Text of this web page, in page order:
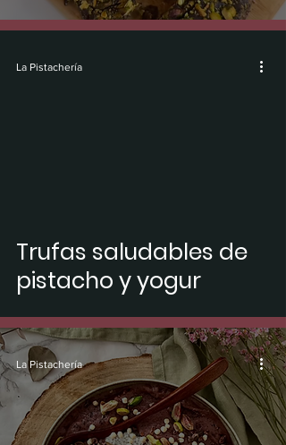
Trufas saludables de
pistacho y yogur
La Pistachería
La Pistachería